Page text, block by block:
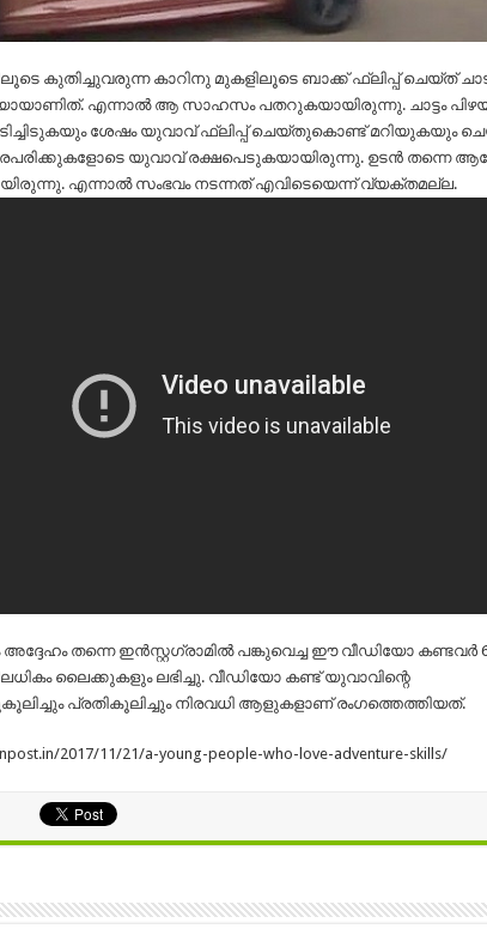
കുതിച്ചുവരുന്ന കാറിനു മുകളിലൂടെ ബാക്ക് ഫ്ലിപ്പ് ചെയ്ത്
എന്നാല്‍ ആ സാഹസം പതറുകയായിരുന്നു. ചാട്ടം
ശേഷം യുവാവ് ഫ്ലിപ്പ് ചെയ്തുകൊണ്ട് മറിയുകയും
യുവാവ് രക്ഷപെടുകയായിരുന്നു. ഉടന്‍ തന്നെ
എന്നാല്‍ സംഭവം നടന്നത് എവിടെയെന്ന് വ്യക്തമല്ല.
തന്നെ ഇന്‍സ്റ്റഗ്രാമില്‍ പങ്കുവെച്ച ഈ വീഡിയോ കണ്ടവര്‍
ലൈക്കുകളും ലഭിച്ചു. വീഡിയോ കണ്ട് യുവാവിന്റെ
പ്രതികൂലിച്ചും നിരവധി ആളുകളാണ് രംഗത്തെത്തിയത്‌.
2017/11/21/a-young-people-who-love-adventure-skills/